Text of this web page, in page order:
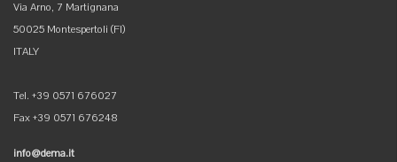
Via Arno, 7 Martignana
50025 Montespertoli (FI)
ITALY
Tel. +39 0571 676027
Fax +39 0571 676248
info@dema.it